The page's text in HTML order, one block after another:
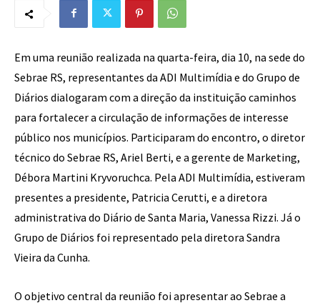
Em uma reunião realizada na quarta-feira, dia 10, na sede do
Sebrae RS, representantes da ADI Multimídia e do Grupo de
Diários dialogaram com a direção da instituição caminhos
para fortalecer a circulação de informações de interesse
público nos municípios. Participaram do encontro, o diretor
técnico do Sebrae RS, Ariel Berti, e a gerente de Marketing,
Débora Martini Kryvoruchca. Pela ADI Multimídia, estiveram
presentes a presidente, Patricia Cerutti, e a diretora
administrativa do Diário de Santa Maria, Vanessa Rizzi. Já o
Grupo de Diários foi representado pela diretora Sandra
Vieira da Cunha.
O objetivo central da reunião foi apresentar ao Sebrae a